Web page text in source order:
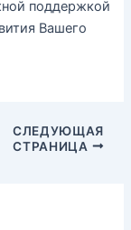
поддержкой
Вашего
СЛЕДУЮЩАЯ
СТРАНИЦА